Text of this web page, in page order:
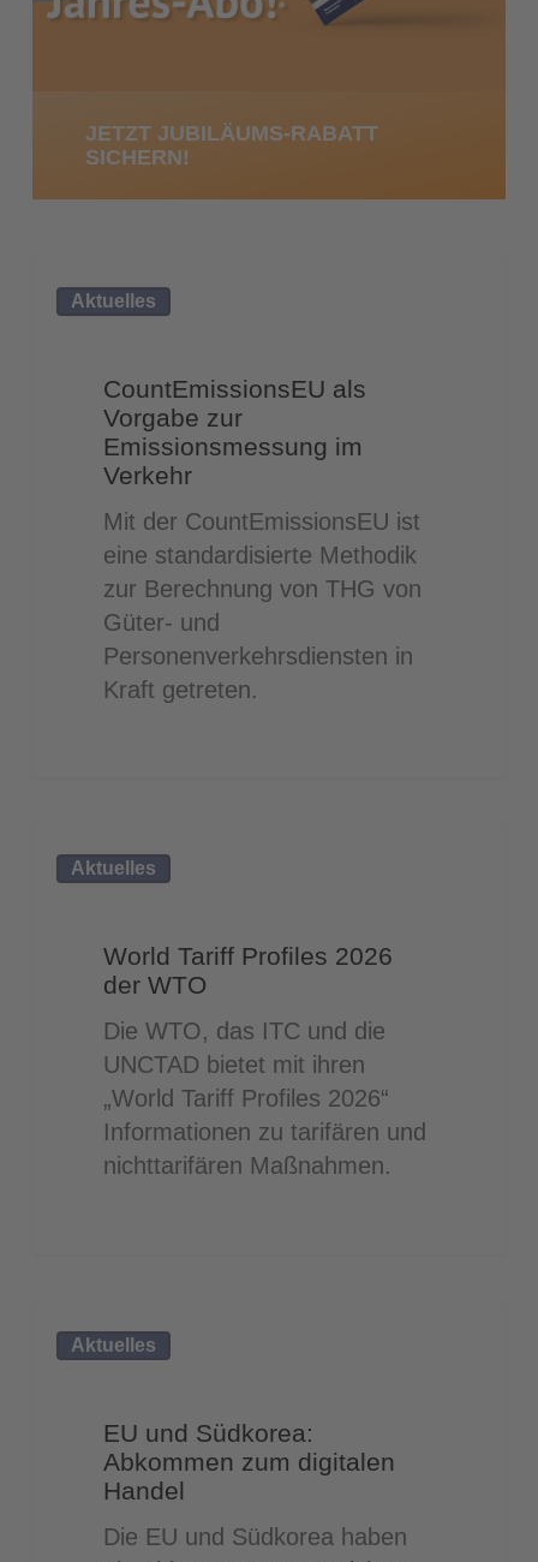
JETZT JUBILÄUMS-RABATT
SICHERN!
Aktuelles
als
Emissionsmessung
Verkehr
CountEmissionsEU als
Vorgabe zur
Emissionsmessung im
Verkehr
Mit der CountEmissionsEU ist
eine standardisierte Methodik
zur Berechnung von THG von
Güter- und
Personenverkehrsdiensten in
Kraft getreten.
Aktuelles
Tariff
World Tariff Profiles 2026
der WTO
Die WTO, das ITC und die
UNCTAD bietet mit ihren
„World Tariff Profiles 2026“
Informationen zu tarifären und
nichttarifären Maßnahmen.
Aktuelles
und
Abkommen
digitalen
EU und Südkorea:
Abkommen zum digitalen
Handel
Die EU und Südkorea haben